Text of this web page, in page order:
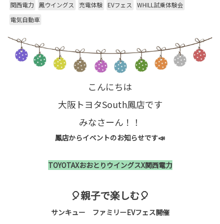
関西電力 鳳ウイングス 充電体験 EVフェス
WHILL試乗体験会
電気自動車
こんにちは
大阪トヨタSouth鳳店です
みなさーん！！
鳳店からイベントのお知らせです📣
TOYOTAXおおとりウイングスX関西電力
🎈親子で楽しむ🎈
サンキュー ファミリーEVフェス開催